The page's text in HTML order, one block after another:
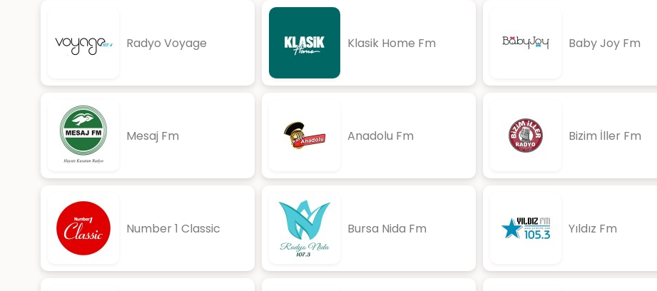
Radyo Voyage Klasik Home Fm Baby Joy Fm
Mesaj Fm Anadolu Fm Bizim İller Fm
Number 1 Classic Bursa Nida Fm Yıldız Fm